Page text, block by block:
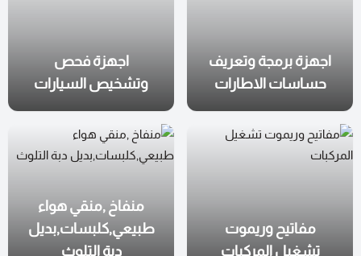
اجهزة برمجة وتعريف
حساسات الاطارات
اجهزة فحص
وتشخيص السيارات
مفاتيح وريموت
تشغيل المركبات
منفاخ ,منقي هواء
طبيعي,كلبسات,بديل
دبة التلوث